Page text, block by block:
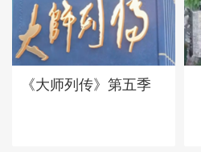
《大师列传》第五季